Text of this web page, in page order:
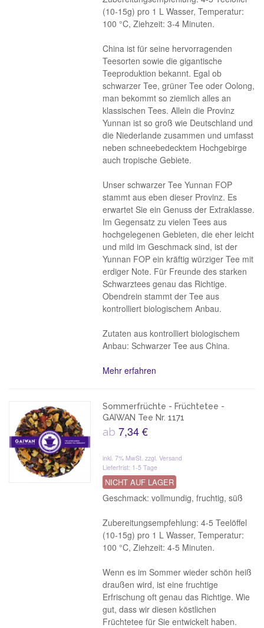
(10-15g) pro 1 L Wasser, Temperatur:
100 °C, Ziehzeit: 3-4 Minuten.
China ist für seine hervorragenden
Teesorten sowie die gigantische
Teeproduktion bekannt. Egal ob
schwarzer Tee, grüner Tee oder Oolong,
man bekommt so ziemlich alles an
klassischen Tees. Allein die Provinz
Yunnan ist so groß wie Deutschland und
die Niederlande zusammen und umfasst
neben schneebedecktem Hochgebirge
auch tropische Gebiete.
Unser schwarzer Tee Yunnan FOP
stammt aus eben dieser Provinz. Es
erwartet Sie ein Genuss der Extraklasse.
Im Gegensatz zu vielen Tees aus
hochgelegenen Gebieten, die eher leicht
und mild im Geschmack sind, ist der
Yunnan FOP ein kräftig würziger Tee mit
erdiger Note. Für Freunde des starken
Schwarztees genau das Richtige.
Obendrein stammt der Tee aus
kontrolliert biologischem Anbau.
Zutaten aus kontrolliert biologischem
Anbau: Schwarzer Tee aus China.
Mehr erfahren
Sommerfrüchte - Früchtetee -
GAIWAN Tee Nr. 1171
ab7,34 €
inkl. 7% MwSt.zzgl. Versand
Lieferfrist: 1-5 Tage
NICHT AUF LAGER
Geschmack: vollmundig, fruchtig, süß
Zubereitungsempfehlung: 4-5 Teelöffel
(10-15g) pro 1 L Wasser, Temperatur:
100 °C, Ziehzeit: 4-5 Minuten.
Wenn es im Sommer wieder schön heiß
draußen wird, ist eine fruchtige
Erfrischung oft genau das Richtige. Wie
gut, dass wir diesen köstlichen
Früchtetee für Sie entwickelt haben.